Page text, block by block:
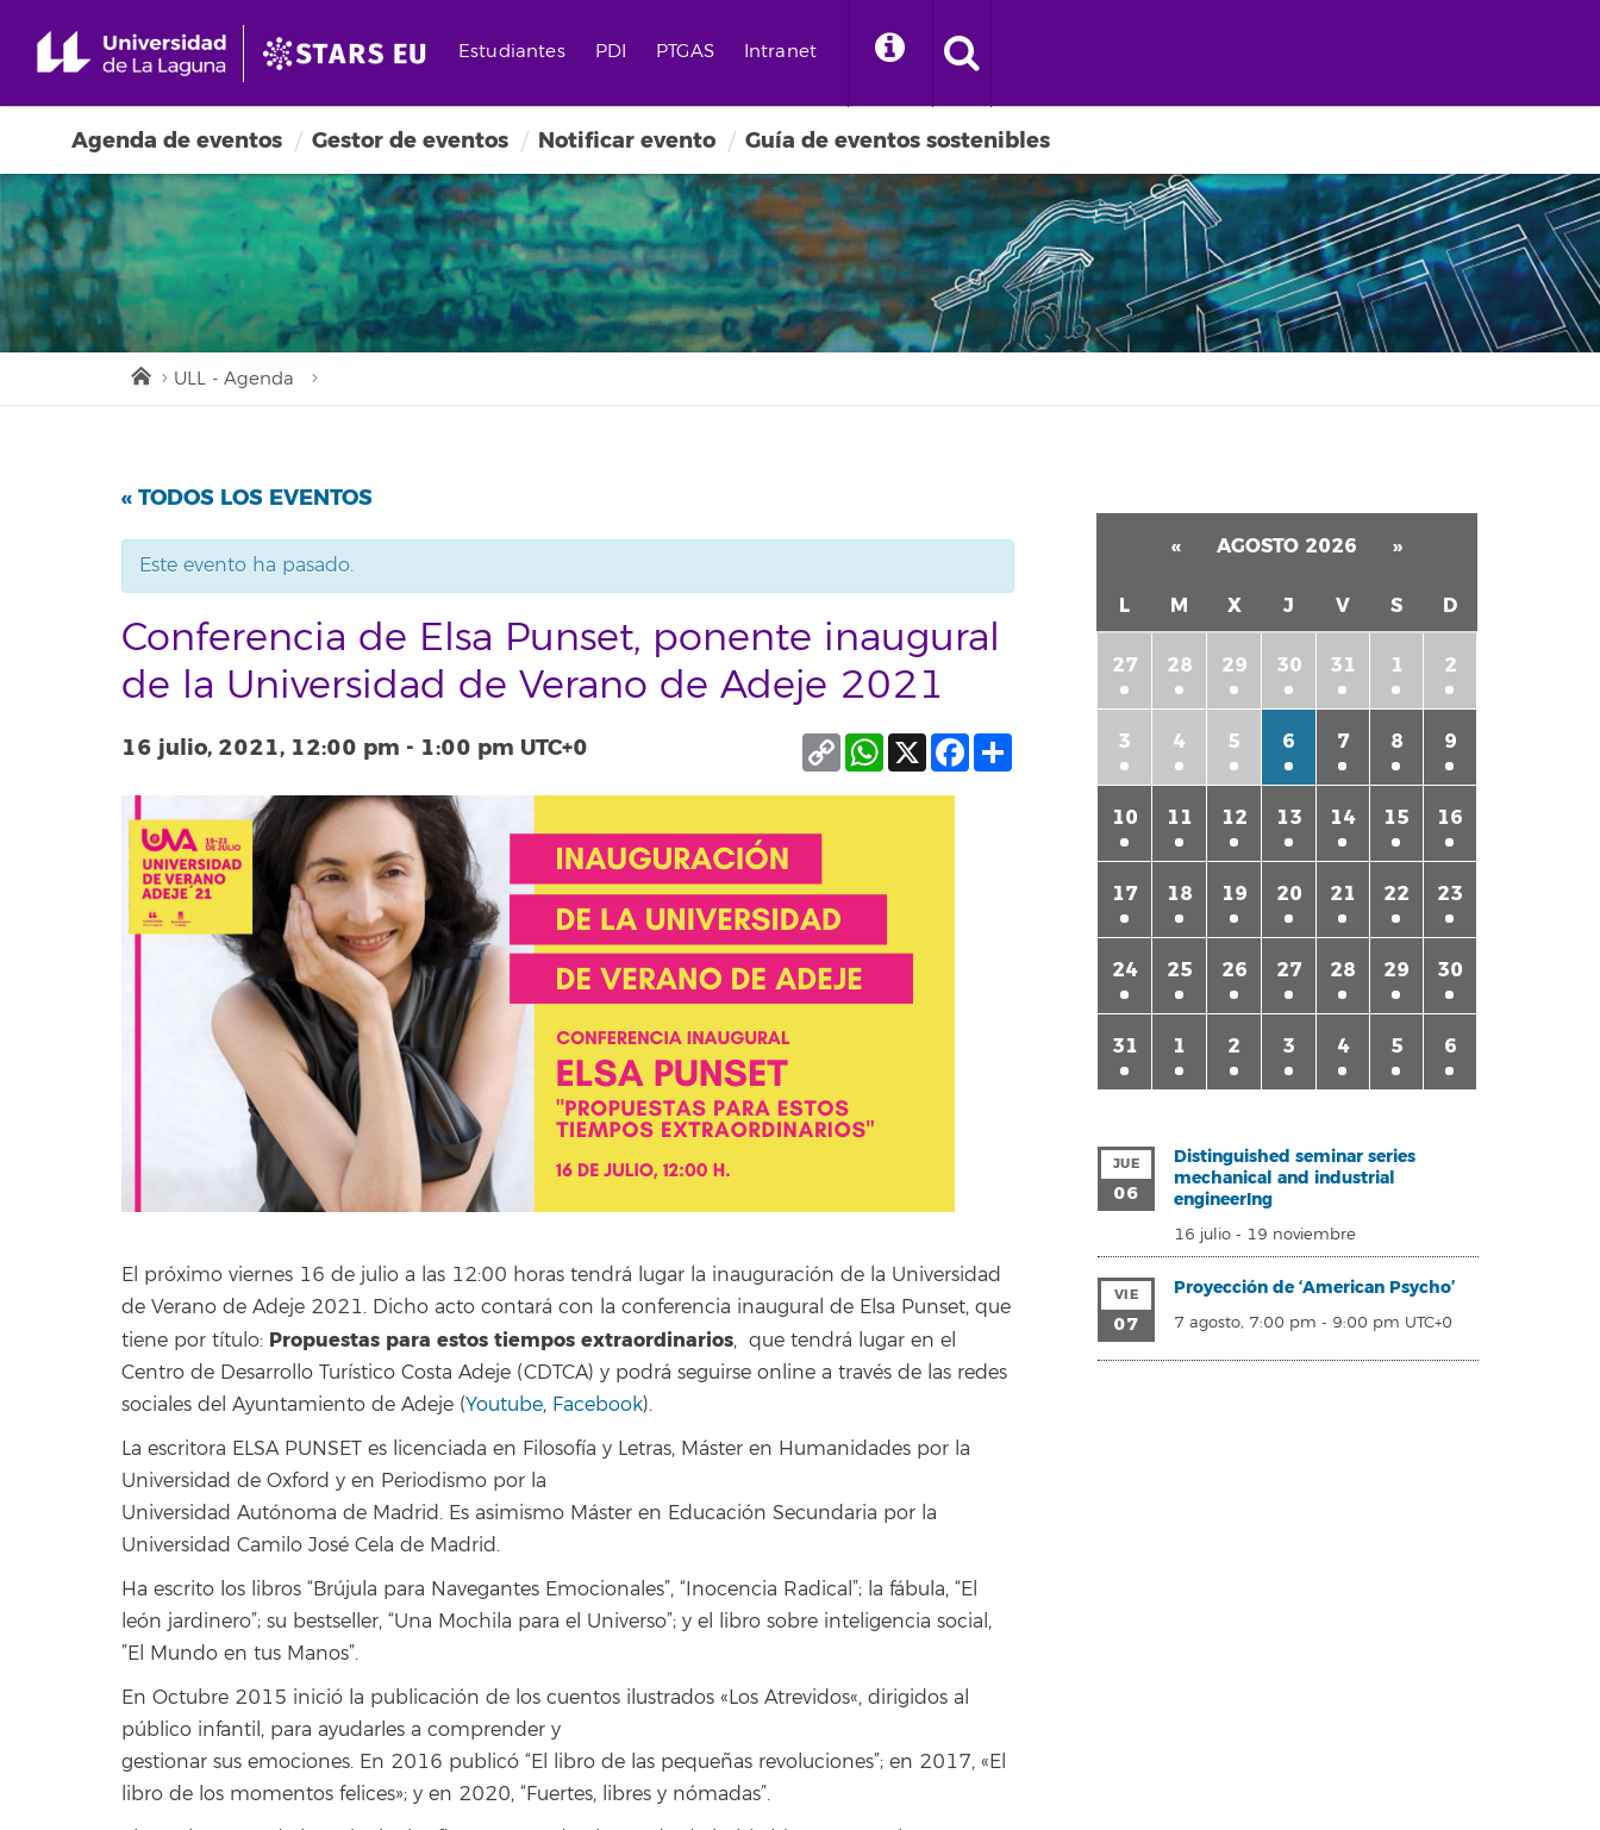
Estudiantes PDI PTGAS Intranet
Agenda de eventos Gestor de eventos Notificar evento Guía de eventos sostenibles
ULL - Agenda
« TODOS LOS EVENTOS
Este evento ha pasado.
Conferencia de Elsa Punset, ponente inaugural
de la Universidad de Verano de Adeje 2021
16 julio, 2021, 12:00 pm - 1:00 pm UTC+0 Facebook
X
WhatsApp
Copy
Link
El próximo viernes 16 de julio a las 12:00 horas tendrá lugar la inauguración de la Universidad
de Verano de Adeje 2021. Dicho acto contará con la conferencia inaugural de Elsa Punset, que
tiene por título: Propuestas para estos tiempos extraordinarios, que tendrá lugar en el
Centro de Desarrollo Turístico Costa Adeje (CDTCA) y podrá seguirse online a través de las redes
sociales del Ayuntamiento de Adeje (Youtube, Facebook).
La escritora ELSA PUNSET es licenciada en Filosofía y Letras, Máster en Humanidades por la
Universidad de Oxford y en Periodismo por la
Universidad Autónoma de Madrid. Es asimismo Máster en Educación Secundaria por la
Universidad Camilo José Cela de Madrid.
Ha escrito los libros “Brújula para Navegantes Emocionales”, “Inocencia Radical”; la fábula, “El
león jardinero”; su bestseller, “Una Mochila para el Universo”; y el libro sobre inteligencia social,
”El Mundo en tus Manos”.
En Octubre 2015 inició la publicación de los cuentos ilustrados «Los Atrevidos«, dirigidos al
público infantil, para ayudarles a comprender y
gestionar sus emociones. En 2016 publicó “El libro de las pequeñas revoluciones”; en 2017, «El
libro de los momentos felices»; y en 2020, “Fuertes, libres y nómadas”.
« AGOSTO 2026 »
L M X J V S D
27 28 29 30 31 1 2
3 4 5 6 7 8 9
10 11 12 13 14 15 16
17 18 19 20 21 22 23
24 25 26 27 28 29 30
31 1 2 3 4 5 6
JUE
06
Distinguished seminar series
mechanical and industrial
engineerIng
16 julio - 19 noviembre
VIE
07
Proyección de ‘American Psycho’
7 agosto, 7:00 pm - 9:00 pm UTC+0